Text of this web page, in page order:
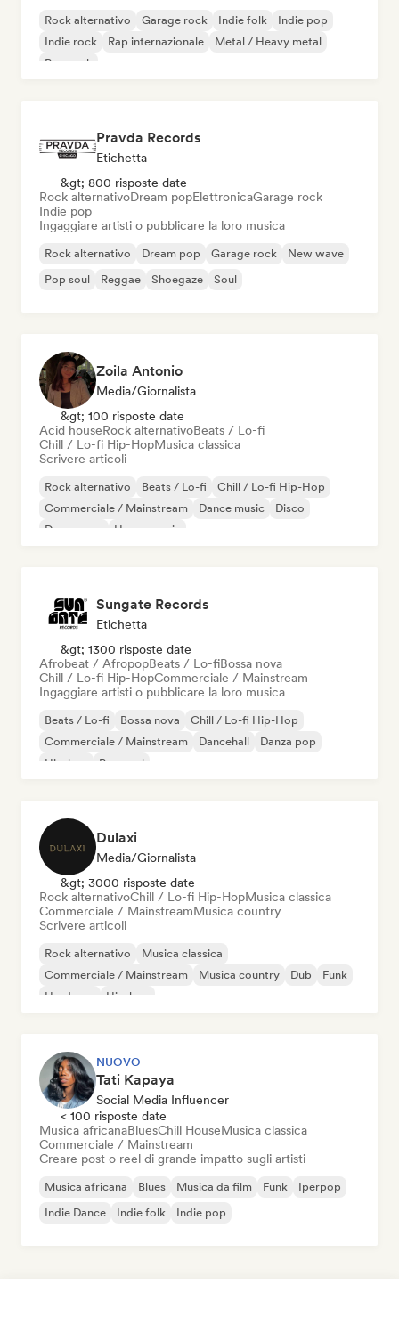
Rock alternativo Garage rock Indie folk
Indie pop
Indie rock
Rap internazionale
Metal / Heavy metal
Pop rock
Pravda Records
Etichetta
&gt; 800 risposte date
Rock alternativoDream popElettronicaGarage rock
Indie pop
Ingaggiare artisti o pubblicare la loro musica
Rock alternativo Dream pop Garage rock
New wave
Pop soul
Reggae Shoegaze Soul
Zoila Antonio
Media/Giornalista
&gt; 100 risposte date
Acid houseRock alternativoBeats / Lo-fi
Chill / Lo-fi Hip-HopMusica classica
Scrivere articoli
Rock alternativo Beats / Lo-fi
Chill / Lo-fi Hip-Hop
Commerciale / Mainstream
Dance music
Disco
Dream pop
House music
Sungate Records
Etichetta
&gt; 1300 risposte date
Afrobeat / AfropopBeats / Lo-fiBossa nova
Chill / Lo-fi Hip-HopCommerciale / Mainstream
Ingaggiare artisti o pubblicare la loro musica
Beats / Lo-fi Bossa nova
Chill / Lo-fi Hip-Hop
Commerciale / Mainstream
Dancehall
Danza pop
Hip-hop
Pop soul
Dulaxi
Media/Giornalista
&gt; 3000 risposte date
Rock alternativoChill / Lo-fi Hip-HopMusica classica
Commerciale / MainstreamMusica country
Scrivere articoli
Rock alternativo
Musica classica
Commerciale / Mainstream
Musica country Dub
Funk
Hardcore
Hip-hop
NUOVO
Tati Kapaya
Social Media Influencer
< 100 risposte date
Musica africanaBluesChill HouseMusica classica
Commerciale / Mainstream
Creare post o reel di grande impatto sugli artisti
Musica africana Blues Musica da film Funk
Iperpop
Indie Dance
Indie folk Indie pop